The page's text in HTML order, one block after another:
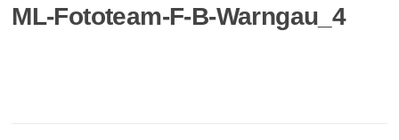
ML-Fototeam-F-B-Warngau_4